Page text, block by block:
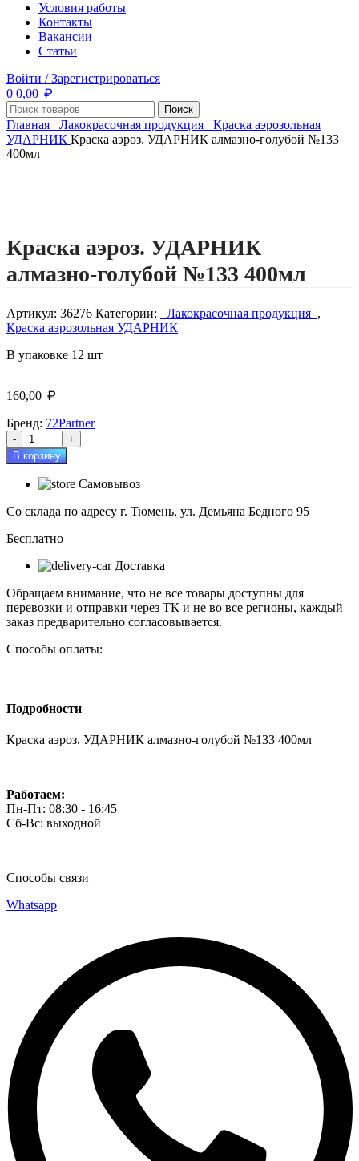
Условия работы
Контакты
Вакансии
Статьи
Войти / Зарегистрироваться
0 0,00 ₽
Поиск
Главная Лакокрасочная продукция Краска аэрозольная
УДАРНИК Краска аэроз. УДАРНИК алмазно-голубой №133
400мл
Краска аэроз. УДАРНИК
алмазно-голубой №133 400мл
Артикул: 36276 Категории: Лакокрасочная продукция ,
Краска аэрозольная УДАРНИК
В упаковке 12 шт
160,00 ₽
Бренд: 72Partner
Количество
товара
Краска
аэроз.
УДАРНИК
алмазно-
№133
В корзину
Самовывоз
Со склада по адресу г. Тюмень, ул. Демьяна Бедного 95
Бесплатно
Доставка
Обращаем внимание, что не все товары доступны для
перевозки и отправки через ТК и не во все регионы, каждый
заказ предварительно согласовывается.
Способы оплаты:
Подробности
Краска аэроз. УДАРНИК алмазно-голубой №133 400мл
Работаем:
Пн-Пт: 08:30 - 16:45
Сб-Вс: выходной
Способы связи
Whatsapp